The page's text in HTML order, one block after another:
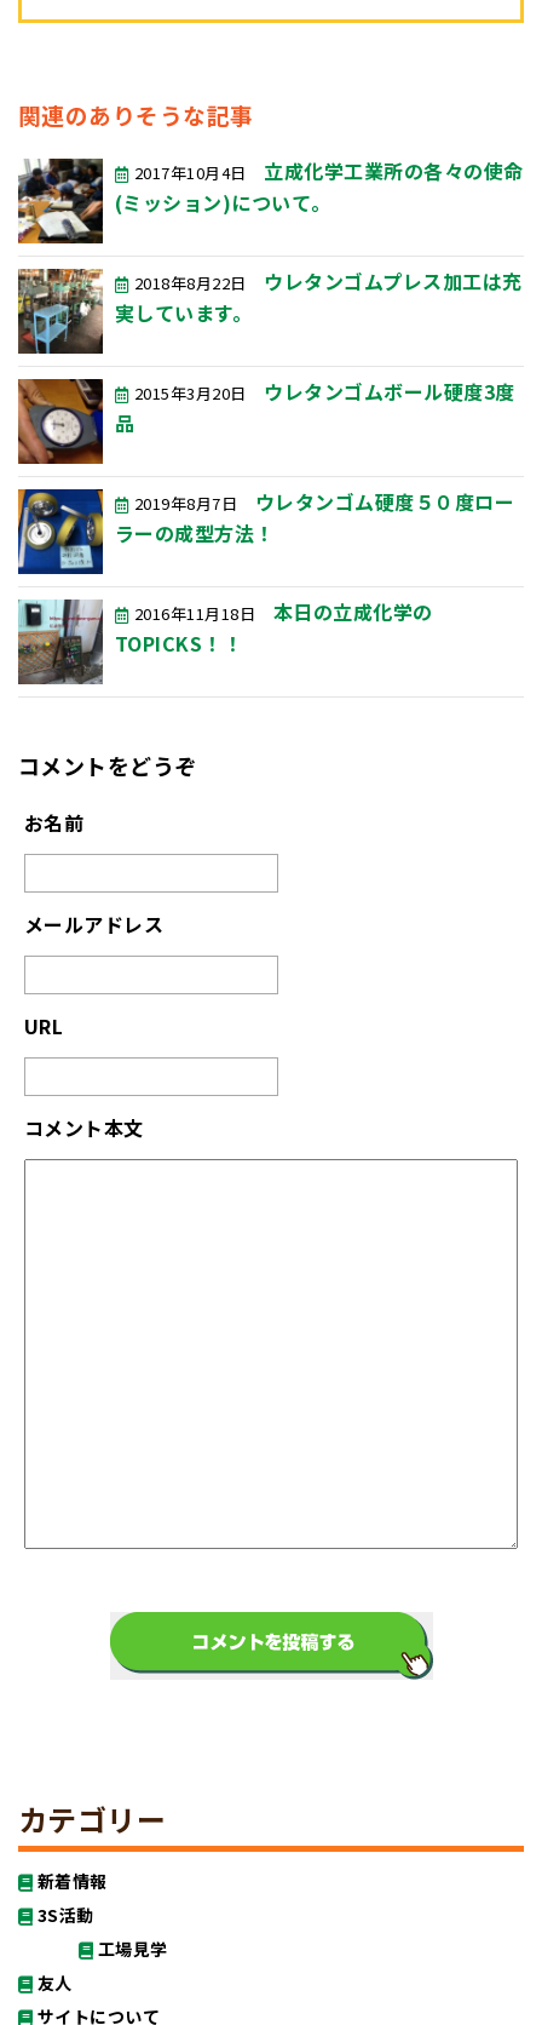
関連のありそうな記事
2017年10月4日
立成化学工業所の各々の使命
(ミッション)について。
2018年8月22日
ウレタンゴムプレス加工は充
実しています。
2015年3月20日
ウレタンゴムボール硬度3度
品
2019年8月7日
ウレタンゴム硬度５０度ロー
ラーの成型方法！
2016年11月18日
本日の立成化学の
TOPICKS！！
コメントをどうぞ
お名前
メールアドレス
URL
コメント本文
カテゴリー
新着情報
3S活動
工場見学
友人
サイトについて